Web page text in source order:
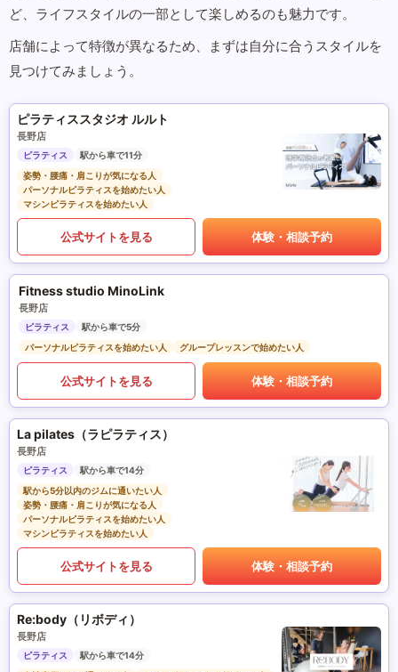
ど、ライフスタイルの一部として楽しめるのも魅力です。
店舗によって特徴が異なるため、まずは自分に合うスタイルを
見つけてみましょう。
ピラティススタジオ ルルト
長野店
ピラティス
駅から車で11分
姿勢・腰痛・肩こりが気になる人
パーソナルピラティスを始めたい人
マシンピラティスを始めたい人
公式サイトを見る 体験・相談予約
Fitness studio MinoLink
長野店
ピラティス
駅から車で5分
パーソナルピラティスを始めたい人
グループレッスンで始めたい人
公式サイトを見る 体験・相談予約
La pilates（ラピラティス）
長野店
ピラティス
駅から車で14分
駅から5分以内のジムに通いたい人
姿勢・腰痛・肩こりが気になる人
パーソナルピラティスを始めたい人
マシンピラティスを始めたい人
公式サイトを見る 体験・相談予約
Re:body（リボディ）
長野店
ピラティス
駅から車で14分